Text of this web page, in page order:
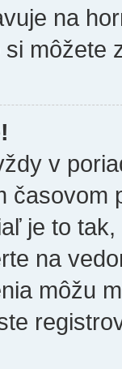
na
si
v
časovom
je to
na
môžu